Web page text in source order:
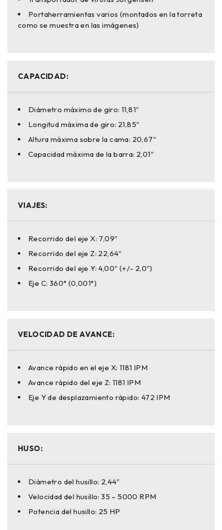
Portaherramientas varios (montados en la torreta
como se muestra en las imágenes)
CAPACIDAD:
Diámetro máximo de giro: 11,81″
Longitud máxima de giro: 21,85″
Altura máxima sobre la cama: 20,67″
Capacidad máxima de la barra: 2,01″
VIAJES:
Recorrido del eje X: 7,09″
Recorrido del eje Z: 22,64″
Recorrido del eje Y: 4,00″ (+/- 2,0″)
Eje C: 360° (0,001°)
VELOCIDAD DE AVANCE:
Avance rápido en el eje X: 1181 IPM
Avance rápido del eje Z: 1181 IPM
Eje Y de desplazamiento rápido: 472 IPM
HUSO:
Diámetro del husillo: 2,44″
Velocidad del husillo: 35 – 5000 RPM
Potencia del husillo: 25 HP